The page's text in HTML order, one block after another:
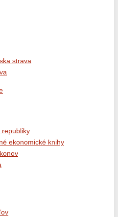
strava
republiky
ekonomické knihy